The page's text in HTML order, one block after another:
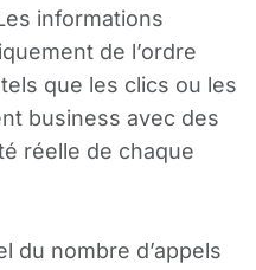
informations
de l’ordre
que les clics ou les
business avec des
réelle de chaque
du nombre d’appels